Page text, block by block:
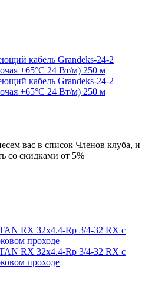
кабель Grandeks-24-2
+65°С 24 Вт/м) 250 м
кабель Grandeks-24-2
+65°С 24 Вт/м) 250 м
вас в список Членов клуба, и
со скидками от 5%
RX 32x4.4-Rp 3/4-32 RX с
проходе
RX 32x4.4-Rp 3/4-32 RX с
проходе